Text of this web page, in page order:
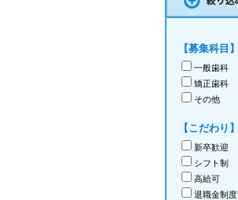
【募集科目】
一般歯科
矯正歯科
その他
【こだわり】
新卒歓迎
シフト制
高給可
退職金制度